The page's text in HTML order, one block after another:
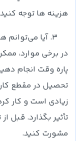
هزینه ها توجه
آیا می‌توانم
در برخی موارد،
پاره وقت انجام
تحصیل در مقطع
زیادی است و کار
تأثیر بگذارد. قبل
مشورت کنید.